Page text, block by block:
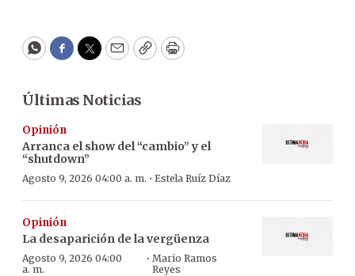
WhatsApp
Facebook
Twitter
EmailCopyPrint
Últimas Noticias
Opinión
Arranca el show del “cambio” y el
“shutdown”
Agosto 9, 2026 04:00 a. m. · Estela Ruíz Díaz
Opinión
La desaparición de la vergüenza
Agosto 9, 2026 04:00
a. m.
· Mario Ramos
Reyes